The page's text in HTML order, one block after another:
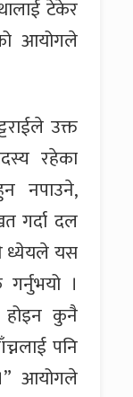
टेकेर
आयोगले
उक्त
रहेका
नपाउने,
गर्दा दल
ध्येयले यस
गर्नुभयो ।
होइन कुनै
पनि
आयोगले